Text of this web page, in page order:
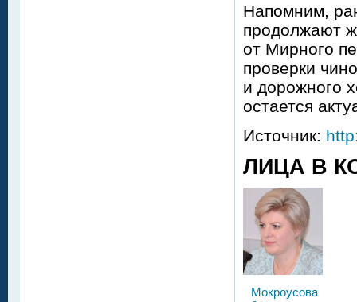
Напомним,
продолжают
от Мирного
проверки
и дорожного
остается
Источник:
ЛИЦА В
Мокроусова